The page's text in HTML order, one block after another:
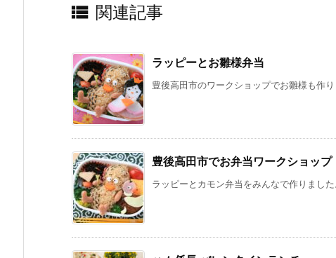
 関連記事
ラッピーとお雛様弁当
豊後高田市のワークショップでお雛様も作
豊後高田市でお弁当ワークショップ
ラッピーとカモン弁当をみんなで作りまし